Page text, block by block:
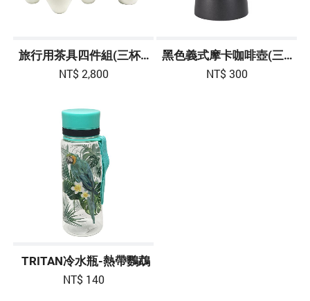
旅行用茶具四件組(三杯一壺)
NT$ 2,800
黑色義式摩卡咖啡壺(三杯份)
NT$ 300
TRITAN冷水瓶-熱帶鸚鵡
NT$ 140